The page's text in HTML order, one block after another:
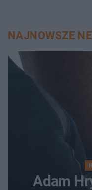
NAJNOWSZE
Adam